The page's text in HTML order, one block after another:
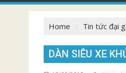
Home Tin tức đại
DÀN SIÊU XE